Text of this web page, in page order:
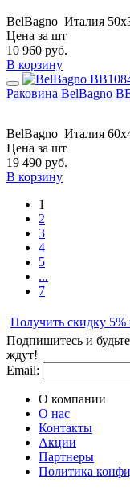
BelBagno Италия
Цена за шт
10 960 руб.
В корзину
Раковина BelBagno
BelBagno Италия
Цена за шт
19 490 руб.
В корзину
1
2
3
4
5
...
7
Получить скидку
Подпишитесь и
ждут!
Email:
О компании
О нас
Контакты
Акции
Партнеры
Политика